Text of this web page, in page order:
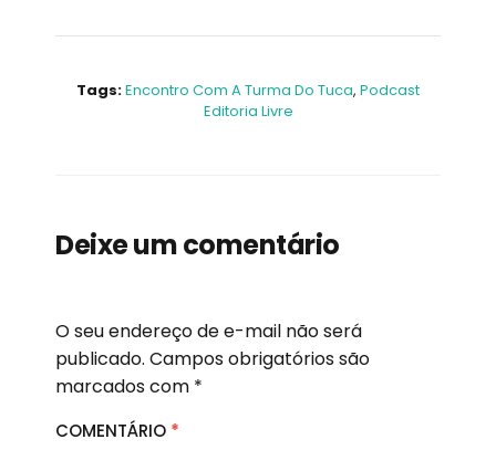
Tags:Encontro Com A Turma Do Tuca, Podcast
Editoria Livre
Deixe um comentário
O seu endereço de e-mail não será
publicado. Campos obrigatórios são
marcados com *
COMENTÁRIO *